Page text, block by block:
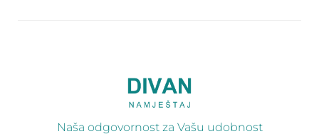
Naša odgovornost za Vašu udobnost